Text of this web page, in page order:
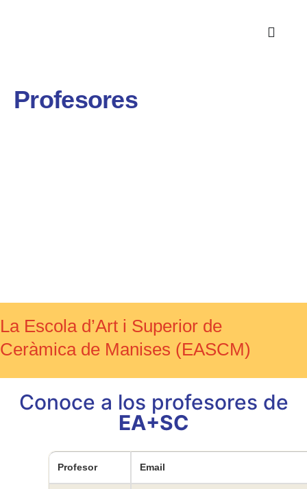
Profesores
La Escola d’Art i Superior de
Ceràmica de Manises (EASCM)
Conoce a los profesores de
EA+SC
Profesor Email